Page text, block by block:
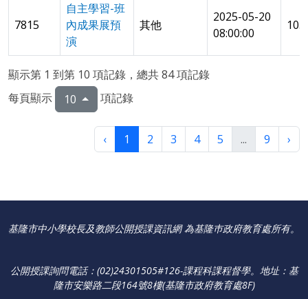
7815
自主學習-班
內成果展預
演
其他
2025-05-20
08:00:00
105
顯示第 1 到第 10 項記錄，總共 84 項記錄
每頁顯示
10 項記錄
‹ 1 2 3 4 5 ... 9 ›
基隆市中小學校長及教師公開授課資訊網 為基隆巿政府教育處所有。
公開授課詢問電話：(02)24301505#126-課程科課程督學。 地址：基
隆市安樂路二段164號8樓(基隆市政府教育處8F)